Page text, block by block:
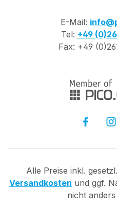
E-Mail:
Tel: +49
Fax: +49
Alle Preise inkl.
Versandkosten und ggf.
nicht